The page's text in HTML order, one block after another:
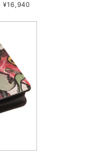
¥16,940